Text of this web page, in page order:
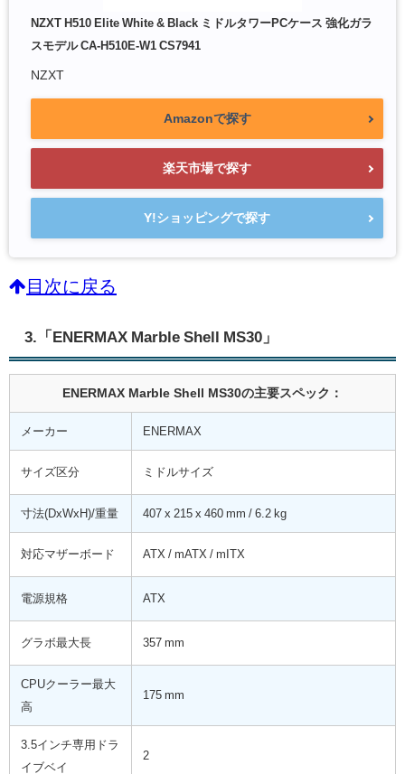
NZXT H510 Elite White & Black ミドルタワーPCケース 強化ガラ
スモデル CA-H510E-W1 CS7941
NZXT
Amazonで探す
楽天市場で探す
Y!ショッピングで探す
目次に戻る
3.「ENERMAX Marble Shell MS30」
ENERMAX Marble Shell MS30の主要スペック：
メーカー ENERMAX
サイズ区分 ミドルサイズ
寸法(DxWxH)/重量 407 x 215 x 460 mm / 6.2 kg
対応マザーボード ATX / mATX / mITX
電源規格 ATX
グラボ最大長 357 mm
CPUクーラー最大
高
175 mm
3.5インチ専用ドラ
イブベイ
2